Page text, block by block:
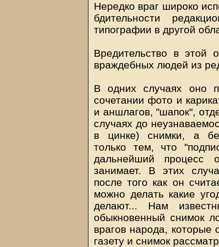
Нередко враг широко
бдительности
типографии в другой
Вредительство в этой
враждебных людей из
В одних случаях оно
сочетании фото и
и аншлагов, "шапок",
случаях до
в цинке) снимки, а
только тем, что
дальнейший процесс
занимает. В этих
после того как он
можно делать какие
делают... Нам
обыкновенный снимок
врагов народа, которые
газету и снимок